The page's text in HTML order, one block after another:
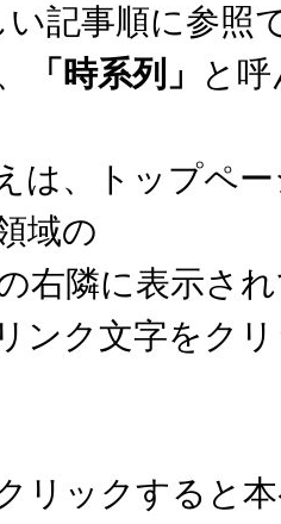
記事順に参照
「時系列」 と
は、トップペ
域の
右隣に表示さ
ンク文字をク
リックすると